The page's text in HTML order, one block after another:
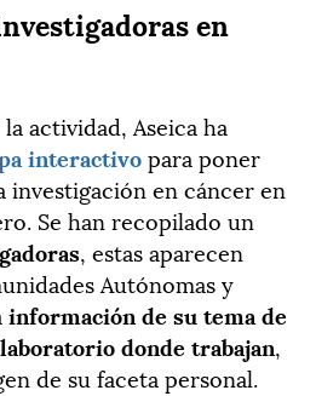
en
actividad, Aseica ha
interactivopara poner
en cáncer en
Se han recopilado un
, estas aparecen
Autónomas y
información de su tema de
donde trabajan,
de su faceta personal.